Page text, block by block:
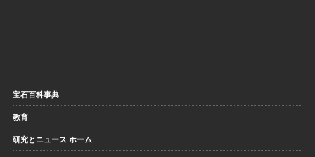
宝石百科事典
教育
研究とニュース ホーム